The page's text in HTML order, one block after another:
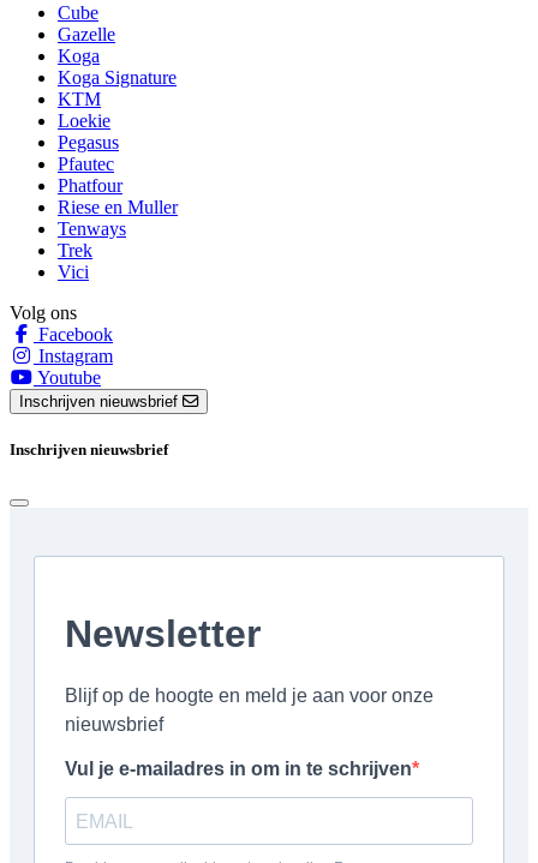
Cube
Gazelle
Koga
Koga Signature
KTM
Loekie
Pegasus
Pfautec
Phatfour
Riese en Muller
Tenways
Trek
Vici
Volg ons
Facebook
Instagram
Youtube
Inschrijven nieuwsbrief
Inschrijven nieuwsbrief